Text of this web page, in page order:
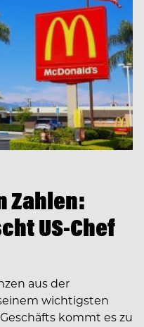
Zahlen:
US-Chef
aus der
wichtigsten
kommt es zu